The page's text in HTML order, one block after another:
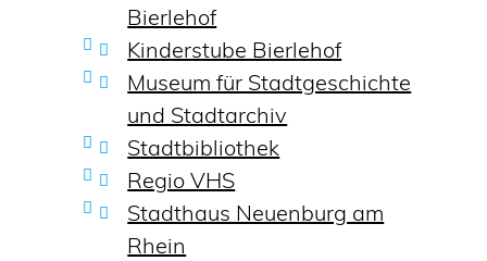
Bierlehof
Kinderstube Bierlehof
Museum für Stadtgeschichte
und Stadtarchiv
Stadtbibliothek
Regio VHS
Stadthaus Neuenburg am
Rhein